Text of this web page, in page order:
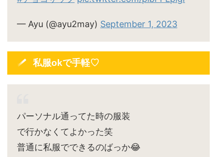
— Ayu (@ayu2may) September 1, 2023
私服okで手軽♡
パーソナル通ってた時の服装
で行かなくてよかった笑
普通に私服でできるのばっか😂